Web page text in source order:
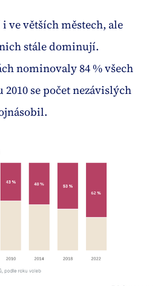
ve větších městech, ale
stále dominují.
nominovaly 84 % všech
se počet nezávislých